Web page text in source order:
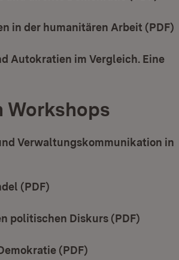
in der humanitären Arbeit (PDF)
Autokratien im Vergleich. Eine
Workshops
Verwaltungskommunikation in
(PDF)
politischen Diskurs (PDF)
(PDF)